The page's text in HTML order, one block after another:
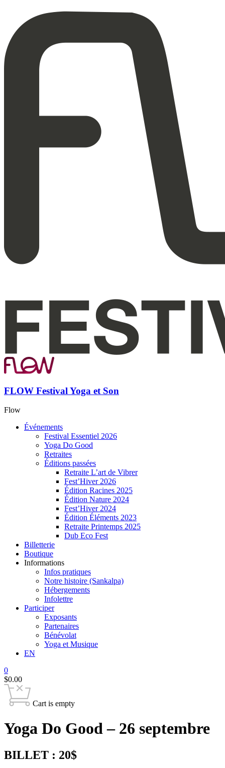
FLOW Festival Yoga et Son
Flow
Événements
Festival Essentiel 2026
Yoga Do Good
Retraites
Éditions passées
Retraite L’art de Vibrer
Fest’Hiver 2026
Édition Racines 2025
Édition Nature 2024
Fest’Hiver 2024
Édition Éléments 2023
Retraite Printemps 2025
Dub Eco Fest
Billetterie
Boutique
Informations
Infos pratiques
Notre histoire (Sankalpa)
Hébergements
Infolettre
Participer
Exposants
Partenaires
Bénévolat
Yoga et Musique
EN
0
$0.00
Cart is empty
Yoga Do Good – 26 septembre
BILLET : 20$